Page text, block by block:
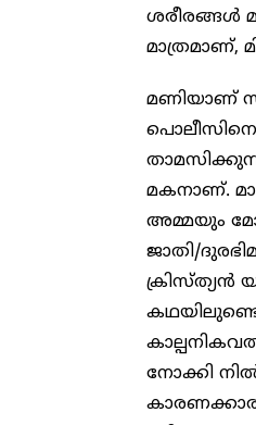
ശരീരങ്ങൾ
മാത്രമാണ്,
മണിയാണ്
മകനാണ്.
അമ്മയും
ജാതി/
ക്രിസ്ത്യൻ
നോക്കി